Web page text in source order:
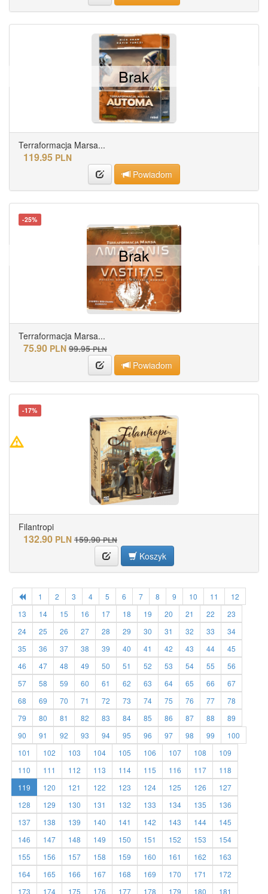
Terraformacja Marsa...
119.95 PLN
Powiadom
Brak
-25%
Terraformacja Marsa...
75.90 PLN 99.95 PLN
Powiadom
Brak
-17%
Filantropi
132.90 PLN 159.90 PLN
Koszyk
1 2 3 4 5 6 7 8 9 10 11
12
13
14 15 16 17 18 19 20 21 22
23
24
25 26 27 28 29 30 31 32 33
34
35
36 37 38 39 40 41 42 43 44
45
46
47 48 49 50 51 52 53 54 55
56
57
58 59 60 61 62 63 64 65 66
67
68
69 70 71 72 73 74 75 76 77
78
79
80 81 82 83 84 85 86 87 88
89
90
91 92 93 94 95 96 97 98 99
100
101
102 103 104 105 106 107 108
109
110
111 112 113 114 115 116 117
118
119
120 121 122 123 124 125 126
127
128
129 130 131 132 133 134 135
136
137
138 139 140 141 142 143 144
145
146
147 148 149 150 151 152 153
154
155
156 157 158 159 160 161 162
163
164
165 166 167 168 169 170 171
172
173
174 175 176 177 178 179 180
181